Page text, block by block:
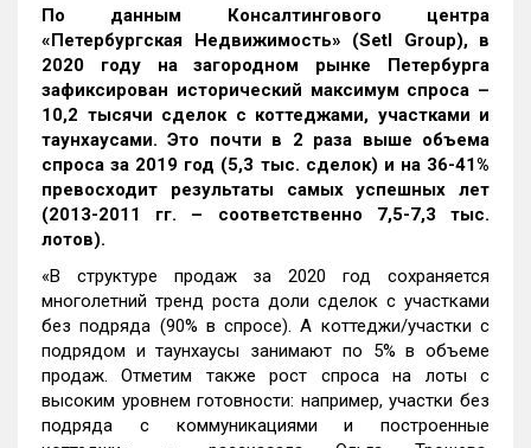
По данным Консалтингового центра
«Петербургская Недвижимость» (Setl Group), в
2020 году на загородном рынке Петербурга
зафиксирован исторический максимум спроса –
10,2 тысячи сделок с коттеджами, участками и
таунхаусами. Это почти в 2 раза выше объема
спроса за 2019 год (5,3 тыс. сделок) и на 36-41%
превосходит результаты самых успешных лет
(2013-2011 гг. – соответственно 7,5-7,3 тыс.
лотов).
«В структуре продаж за 2020 год сохраняется
многолетний тренд роста доли сделок с участками
без подряда (90% в спросе). А коттеджи/участки с
подрядом и таунхаусы занимают по 5% в объеме
продаж. Отметим также рост спроса на лоты с
высоким уровнем готовности: например, участки без
подряда с коммуникациями и построенные